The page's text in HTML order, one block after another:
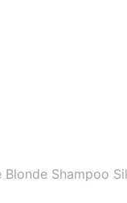
Shampoo